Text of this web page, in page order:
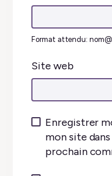
Format attendu:
Site web
Enregistrer
mon site
prochain